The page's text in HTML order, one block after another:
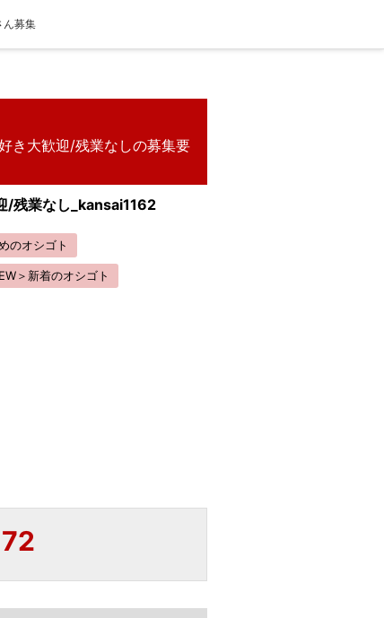
ん募集
き大歓迎/残業なしの募集要
/残業なし_kansai1162
のオシゴト
＞新着のオシゴト